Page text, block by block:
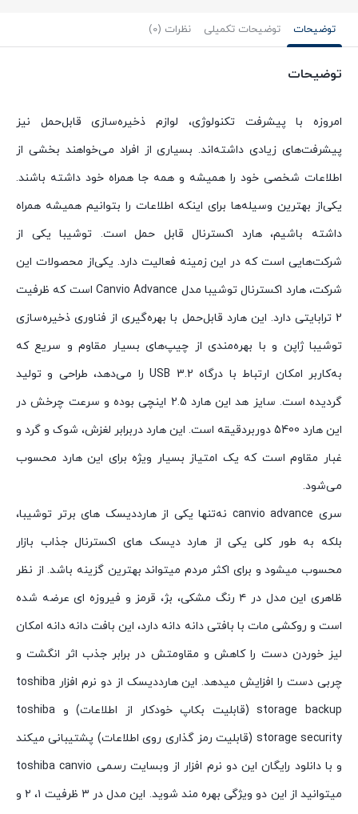
توضیحات توضیحات تکمیلی نظرات (0)
توضیحات
امروزه با پیشرفت تکنولوژی، لوازم ذخیره‌سازی قابل‌حمل نیز
پیشرفت‌های زیادی داشته‌اند. بسیاری از افراد می‌خواهند بخشی از
اطلاعات شخصی خود را همیشه و همه جا همراه خود داشته باشند.
یکی‌از بهترین وسیله‌ها برای اینکه اطلاعات را بتوانیم همیشه همراه
داشته باشیم، هارد اکسترنال قابل حمل است. توشیبا یکی از
شرکت‌هایی است که در این زمینه فعالیت دارد. یکی‌از محصولات این
شرکت، هارد اکسترنال توشیبا مدل Canvio Advance است که ظرفیت
2 ترابایتی دارد. این هارد قابل‌حمل با بهره‌گیری از فناوری ذخیره‌سازی
توشیبا ژاپن و با بهره‌مندی از چیپ‌های بسیار مقاوم و سریع که
به‌کاربر امکان ارتباط با درگاه USB 3.2 را می‌دهد، طراحی و تولید
گردیده است. سایز هد این هارد 2.5 اینچی بوده و سرعت چرخش در
این هارد 5400 دور‌بر‌دقیقه است. این هارد دربرابر لغزش، شوک و گرد‌ و‌
غبار مقاوم است که یک امتیاز بسیار ویژه برای این هارد محسوب
می‌شود.
سری canvio advance نه‌تنها یکی از هارددیسک های برتر توشیبا،
بلکه به طور کلی یکی از هارد دیسک های اکسترنال جذاب بازار
محسوب میشود و برای اکثر مردم میتواند بهترین گزینه باشد. از نظر
ظاهری این مدل در ۴ رنگ مشکی، بژ، قرمز و فیروزه ای عرضه شده
است و روکشی مات با بافتی دانه دانه دارد، این بافت دانه دانه امکان
لیز خوردن دست را کاهش و مقاومتش در برابر جذب اثر انگشت و
چربی دست را افزایش میدهد. این هارددیسک از دو نرم افزار toshiba
storage backup (قابلیت بکاپ خودکار از اطلاعات) و toshiba
storage security (قابلیت رمز گذاری روی اطلاعات) پشتیبانی میکند
و با دانلود رایگان این دو نرم افزار از وبسایت رسمی toshiba canvio
میتوانید از این دو ویژگی بهره مند شوید. این مدل در ۳ ظرفیت ۱، ۲ و